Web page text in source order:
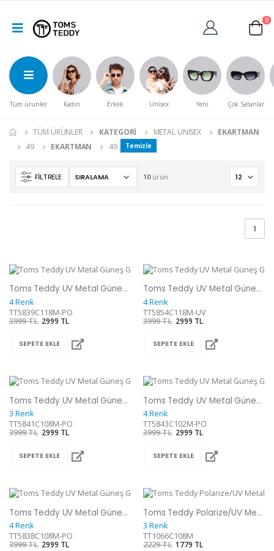
0
Tüm ürünler Kadın Erkek Unisex Yeni Çok Satanlar
TÜM ÜRÜNLER KATEGORI METAL UNISEX
EKARTMAN
49
EKARTMAN 49 Temizle
FILTRELE 10ürün
1
Toms Teddy UV Metal Güneş Gözlüğü
4 Renk
TT5839C118M-PO
3999 TL 2999 TL
SEPETE EKLE
Toms Teddy UV Metal Güneş Gözlüğü
4 Renk
TT5854C118M-UV
3999 TL 2999 TL
SEPETE EKLE
Toms Teddy UV Metal Güneş Gözlüğü
3 Renk
TT5841C108M-PO
3999 TL 2999 TL
SEPETE EKLE
Toms Teddy UV Metal Güneş Gözlüğü
4 Renk
TT5843C102M-PO
3999 TL 2999 TL
SEPETE EKLE
Toms Teddy UV Metal Güneş Gözlüğü
4 Renk
TT5838C108M-PO
3999 TL 2999 TL
Toms Teddy Polarize/UV Metal Güneş Gözlüğü
3 Renk
TT1066C108M
2229 TL 1779 TL